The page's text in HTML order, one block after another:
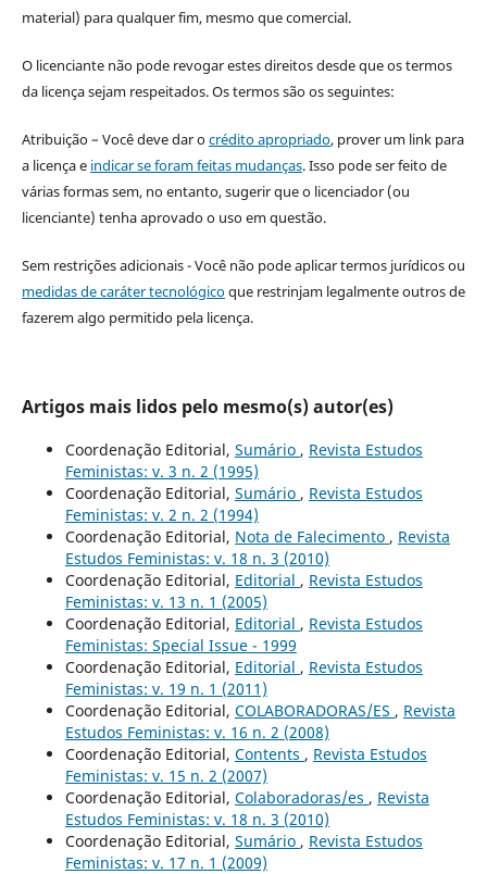
material) para qualquer fim, mesmo que comercial.
O licenciante não pode revogar estes direitos desde que os termos
da licença sejam respeitados. Os termos são os seguintes:
Atribuição – Você deve dar ocrédito apropriado, prover um link para
a licença e indicar se foram feitas mudanças. Isso pode ser feito de
várias formas sem, no entanto, sugerir que o licenciador (ou
licenciante) tenha aprovado o uso em questão.
Sem restrições adicionais - Você não pode aplicar termos jurídicos ou
medidas de caráter tecnológicoque restrinjam legalmente outros de
fazerem algo permitido pela licença.
Artigos mais lidos pelo mesmo(s) autor(es)
Coordenação Editorial, Sumário , Revista Estudos
Feministas: v. 3 n. 2 (1995)
Coordenação Editorial, Sumário , Revista Estudos
Feministas: v. 2 n. 2 (1994)
Coordenação Editorial, Nota de Falecimento , Revista
Estudos Feministas: v. 18 n. 3 (2010)
Coordenação Editorial, Editorial , Revista Estudos
Feministas: v. 13 n. 1 (2005)
Coordenação Editorial, Editorial , Revista Estudos
Feministas: Special Issue - 1999
Coordenação Editorial, Editorial , Revista Estudos
Feministas: v. 19 n. 1 (2011)
Coordenação Editorial, COLABORADORAS/ES , Revista
Estudos Feministas: v. 16 n. 2 (2008)
Coordenação Editorial, Contents , Revista Estudos
Feministas: v. 15 n. 2 (2007)
Coordenação Editorial, Colaboradoras/es , Revista
Estudos Feministas: v. 18 n. 3 (2010)
Coordenação Editorial, Sumário , Revista Estudos
Feministas: v. 17 n. 1 (2009)